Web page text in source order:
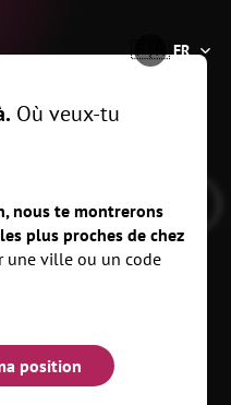
🇫🇷FR
Erzgeb., 20 km
Où veux-tu
nous te montrerons
plus proches de chez
une ville ou un code
position